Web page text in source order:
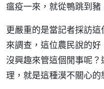
瘟疫一來，就從鴨跳到豬
更嚴重的是當記者採訪
來調查，這位農民說的
沒興趣來管這個閒事呢
理，就是這種漠不關心的